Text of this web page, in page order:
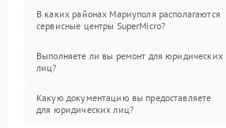
В каких районах Мариуполя располагаются
сервисные центры SuperMicro?
Выполняете ли вы ремонт для юридических
лиц?
Какую документацию вы предоставляете
для юридических лиц?